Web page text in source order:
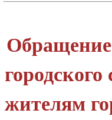
жителям